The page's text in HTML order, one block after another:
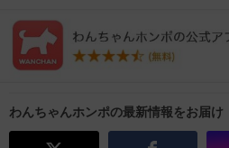
わんちゃんホンポの最新情報をお届け